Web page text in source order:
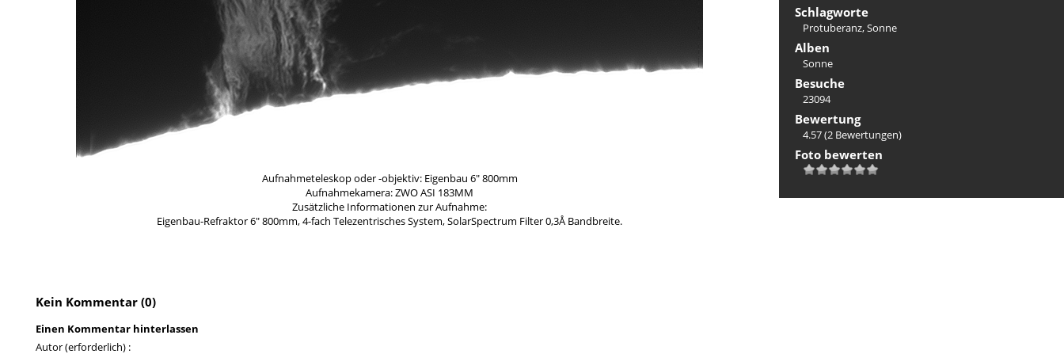
Aufnahmeteleskop oder -objektiv: Eigenbau 6″ 800mm
Aufnahmekamera: ZWO ASI 183MM
Zusätzliche Informationen zur Aufnahme:
Eigenbau-Refraktor 6″ 800mm, 4-fach Telezentrisches System, SolarSpectrum Filter 0,3Å Bandbreite.
Schlagworte
Protuberanz,Sonne
Alben
Sonne
Besuche
23094
Bewertung
4.57(2 Bewertungen)
Foto bewerten
Kein Kommentar (0)
Einen Kommentar hinterlassen
Autor (erforderlich) :